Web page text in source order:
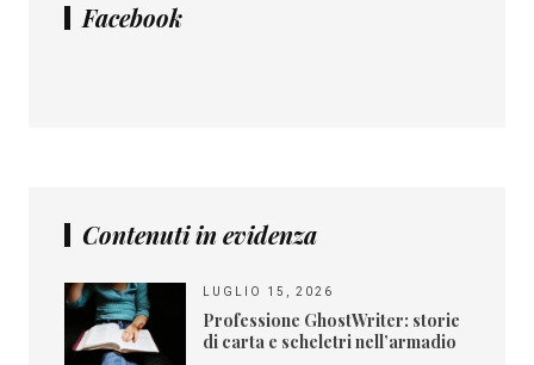
Facebook
Contenuti in evidenza
LUGLIO 15, 2026
Professione GhostWriter: storie
di carta e scheletri nell’armadio